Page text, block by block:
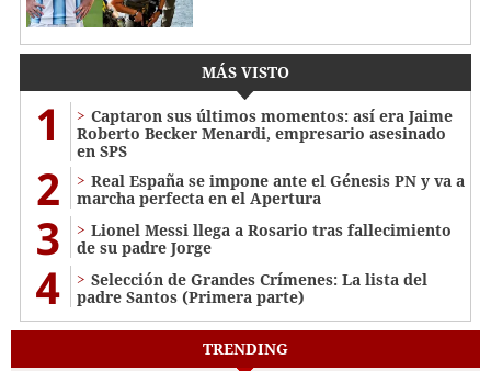
MÁS VISTO
1
Captaron sus últimos momentos: así era Jaime
Roberto Becker Menardi​​​, empresario asesinado
en SPS
2
Real España se impone ante el Génesis PN y va a
marcha perfecta en el Apertura
3
Lionel Messi llega a Rosario tras fallecimiento
de su padre Jorge
4
Selección de Grandes Crímenes: La lista del
padre Santos (Primera parte)
TRENDING